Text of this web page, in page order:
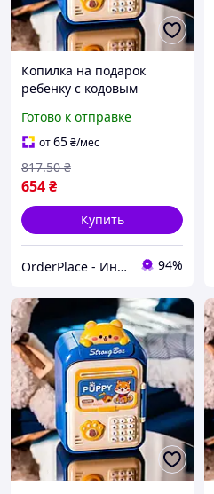
Копилка на подарок
ребенку с кодовым
купюроприемником
игрушечный сейф
"Щенок"
Готово к отправке
от65₴/мес
654₴
817.50 ₴
Купить
OrderPlace - Интернет-магазин товаров для дома 94%